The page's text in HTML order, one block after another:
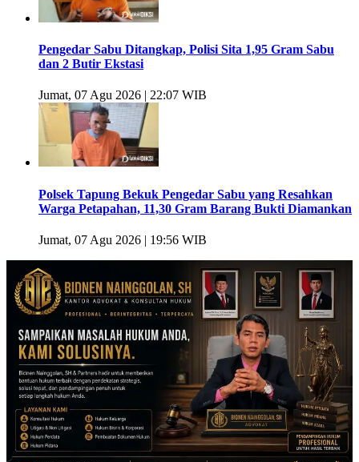
Pengedar Sabu Ditangkap, Polisi Sita 1,95 Gram Sabu
dan 2 Butir Ekstasi
Jumat, 07 Agu 2026 | 22:07 WIB
Polsek Tapung Bekuk Pengedar Sabu yang Resahkan
Warga Petapahan, 11,30 Gram Barang Bukti Diamankan
Jumat, 07 Agu 2026 | 19:56 WIB